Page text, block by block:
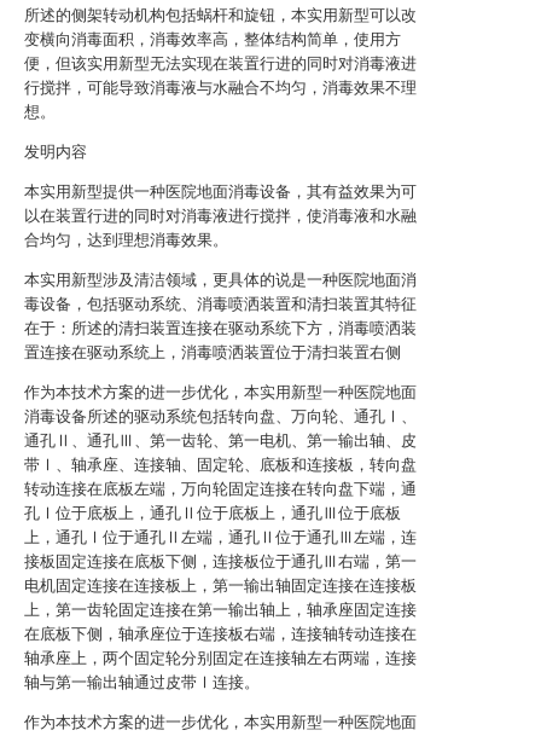
所述的侧架转动机构包括蜗杆和旋钮，本实用新型可以改
变横向消毒面积，消毒效率高，整体结构简单，使用方
便，但该实用新型无法实现在装置行进的同时对消毒液进
行搅拌，可能导致消毒液与水融合不均匀，消毒效果不理
想。
发明内容
本实用新型提供一种医院地面消毒设备，其有益效果为可
以在装置行进的同时对消毒液进行搅拌，使消毒液和水融
合均匀，达到理想消毒效果。
本实用新型涉及清洁领域，更具体的说是一种医院地面消
毒设备，包括驱动系统、消毒喷洒装置和清扫装置其特征
在于：所述的清扫装置连接在驱动系统下方，消毒喷洒装
置连接在驱动系统上，消毒喷洒装置位于清扫装置右侧
作为本技术方案的进一步优化，本实用新型一种医院地面
消毒设备所述的驱动系统包括转向盘、万向轮、通孔Ⅰ、
通孔Ⅱ、通孔Ⅲ、第一齿轮、第一电机、第一输出轴、皮
带Ⅰ、轴承座、连接轴、固定轮、底板和连接板，转向盘
转动连接在底板左端，万向轮固定连接在转向盘下端，通
孔Ⅰ位于底板上，通孔Ⅱ位于底板上，通孔Ⅲ位于底板
上，通孔Ⅰ位于通孔Ⅱ左端，通孔Ⅱ位于通孔Ⅲ左端，连
接板固定连接在底板下侧，连接板位于通孔Ⅲ右端，第一
电机固定连接在连接板上，第一输出轴固定连接在连接板
上，第一齿轮固定连接在第一输出轴上，轴承座固定连接
在底板下侧，轴承座位于连接板右端，连接轴转动连接在
轴承座上，两个固定轮分别固定在连接轴左右两端，连接
轴与第一输出轴通过皮带Ⅰ连接。
作为本技术方案的进一步优化，本实用新型一种医院地面